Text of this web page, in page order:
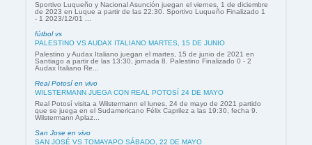
Sportivo Luqueño y Nacional Asunción juegan el viernes, 1 de diciembre
de 2023 en Luque a partir de las 22:30. Sportivo Luqueño Finalizado 1
- 1 2023/12/01 ...
fútbol vs
PALESTINO VS AUDAX ITALIANO MARTES, 15 DE JUNIO
Palestino y Audax Italiano juegan el martes, 15 de junio de 2021 en
Santiago a partir de las 13:30, jornada 8. Palestino Finalizado 0 - 2
Audax Italiano Re...
Real Potosí en vivo
WILSTERMANN JUEGA CON REAL POTOSÍ 24 DE MAYO
Real Potosí visita a Wilstermann el lunes, 24 de mayo de 2021 partido
que se juega en el Sudamericano Félix Caprilez a las 19:30, fecha 9.
Wilstermann Aplaz...
San Jose en vivo
SAN JOSÉ VS TOMAYAPO SÁBADO, 22 DE MAYO